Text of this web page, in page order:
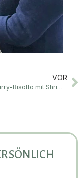
VOR
Linsen-Curry-Risotto mit Shrimps